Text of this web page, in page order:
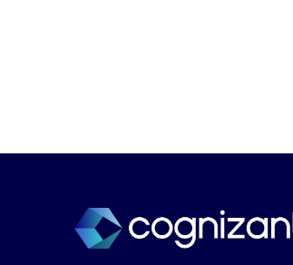
Cloud deployment
Connected Places
Cybersikkerhet